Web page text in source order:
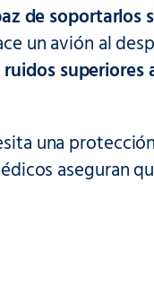
de soportarlos
un avión al
superiores
una
aseguran